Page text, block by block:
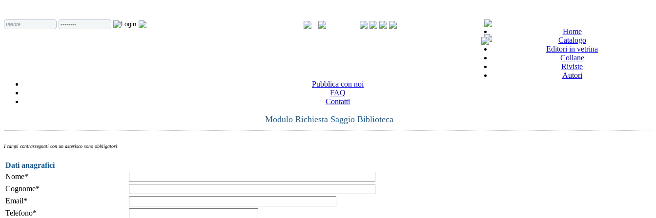
Home
Catalogo
Editori in vetrina
Collane
Riviste
Autori
Pubblica con noi
FAQ
Contatti
Modulo Richiesta Saggio Biblioteca
I campi contrassegnati con un asterisco sono obbligatori
Dati anagrafici
Nome*
Cognome*
Email*
Telefono*